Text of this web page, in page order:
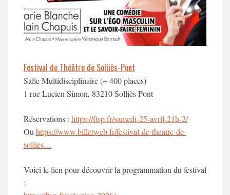
Festival de Théâtre de Solliès-Pont
Salle Multidisciplinaire (~ 400 places)
1 rue Lucien Simon, 83210 Solliès Pont
Réservations : https://ftsp.fr/samedi-25-avril-21h-2/
Ou https://www.billetweb.fr/festival-de-theatre-de-
sollies…
Voici le lien pour découvrir la programmation du festival
: